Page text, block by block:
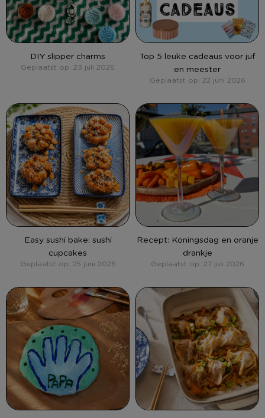
DIY slipper charms
Geplaatst op: 23 juli 2026
Top 5 leuke cadeaus voor juf
en meester
Geplaatst op: 22 juni 2026
Easy sushi bake: sushi
cupcakes
Geplaatst op: 25 juni 2026
Recept: Koningsdag en oranje
drankje
Geplaatst op: 27 juli 2026